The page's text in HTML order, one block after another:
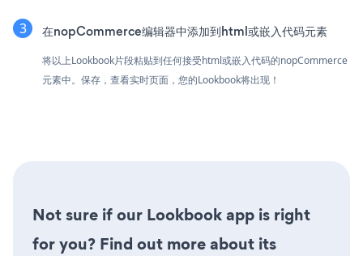
在nopCommerce编辑器中添加到html或嵌入代码元素
将以上Lookbook片段粘贴到任何接受html或嵌入代码的nopCommerce
元素中。保存，查看实时页面，您的Lookbook将出现！
Not sure if our Lookbook app is right
for you? Find out more about its